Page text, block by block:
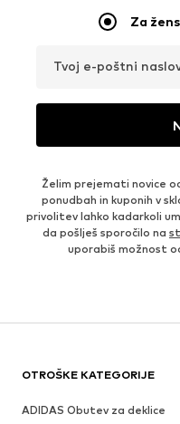
Za
Tvoj e-poštni
Želim prejemati novice
ponudbah in kuponih v
privolitev lahko kadarkoli
da pošlješ sporočilo na
uporabiš možnost
OTROŠKE KATEGORIJE
ADIDAS Obutev za deklice